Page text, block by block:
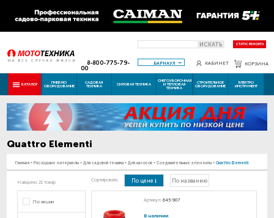
ИСКАТЬ СТАТУС РЕМОНТА
8-800-775-79-
00
БАРНАУЛ КАБИНЕТ КОРЗИНА
КАТАЛОГ ПНЕВМО
ОБОРУДОВАНИЕ
САДОВАЯ
ТЕХНИКА СИЛОВАЯ ТЕХНИКА
СНЕГОУБОРОЧНАЯ
И ТЕПЛОВАЯ
ТЕХНИКА
СТРОИТЕЛЬНОЕ
ОБОРУДОВАНИЕ
ЭЛЕКТРО
ИНСТРУМЕНТ
Quattro Elementi
Главная - Расходные материалы - Для садовой техники - Для насосов - Соединительные элементы - Quattro Elementi
Найдено 21 товар
По акции
Сортировать: По цене По названию
Артикул: 645-907
В наличии